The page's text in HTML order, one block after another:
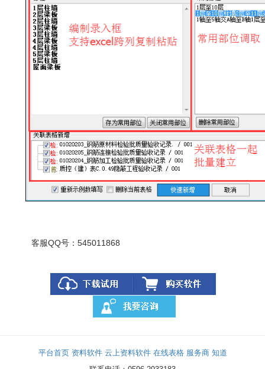
客服QQ号： 545011868
平台首页 资料软件 云上资料软件 在线表格 服务商 知道